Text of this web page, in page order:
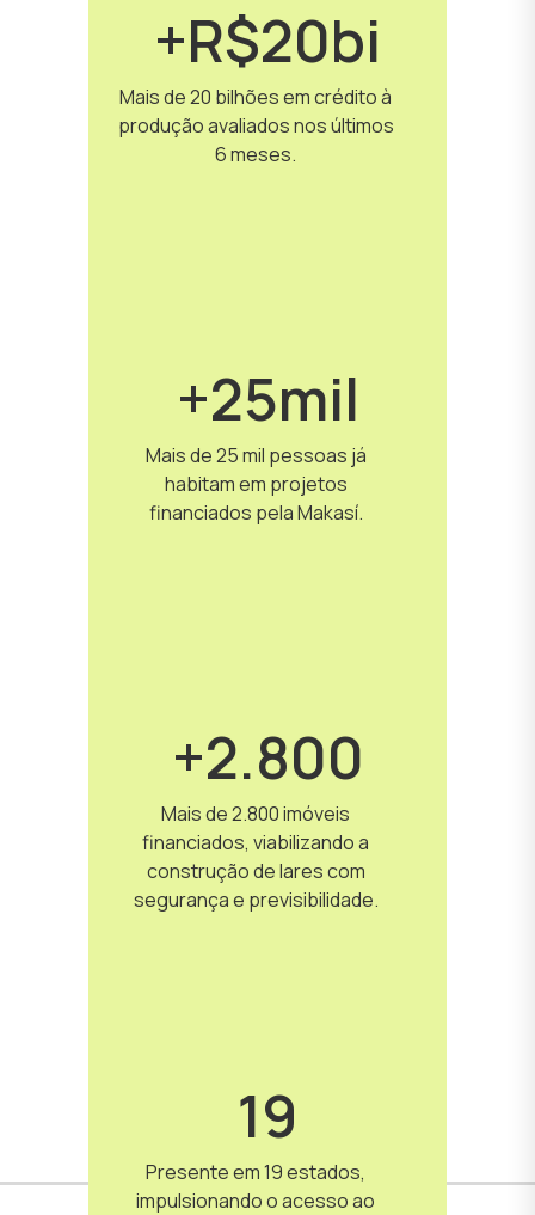
+R$20bi
Mais de 20 bilhões em crédito à
produção avaliados nos últimos
6 meses.
+25mil
Mais de 25 mil pessoas já
habitam em projetos
financiados pela Makasí.
+2.800
Mais de 2.800 imóveis
financiados, viabilizando a
construção de lares com
segurança e previsibilidade.
19
Presente em 19 estados,
impulsionando o acesso ao